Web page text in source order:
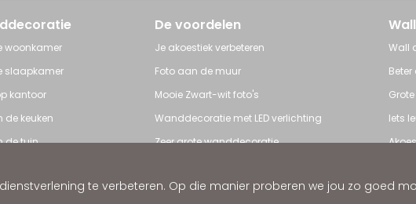
te verbeteren. Op die manier proberen we jou zo goed
woonkamer
slaapkamer
kantoor
de keuken
de tuin
wanddecoratie
De voordelen
Je akoestiek verbeteren
Foto aan de muur
Mooie Zwart-wit foto's
Wanddecoratie met LED verlichting
Zeer grote wanddecoratie
Wall
Iets